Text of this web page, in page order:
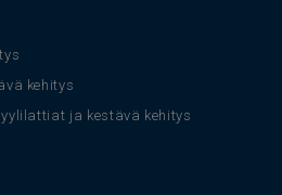
kehitys
ja kestävä kehitys